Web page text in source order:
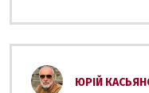
ЮРІЙ